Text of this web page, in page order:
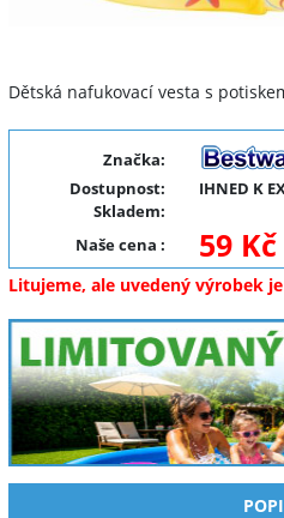
Dětská nafukovací vesta s
Značka:
Dostupnost:
IHNED K
Skladem:
Naše cena : 59 Kč
Litujeme, ale uvedený výrobek